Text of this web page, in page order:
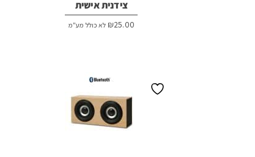
צידנית אישית
₪25.00 לא כולל מע"מ